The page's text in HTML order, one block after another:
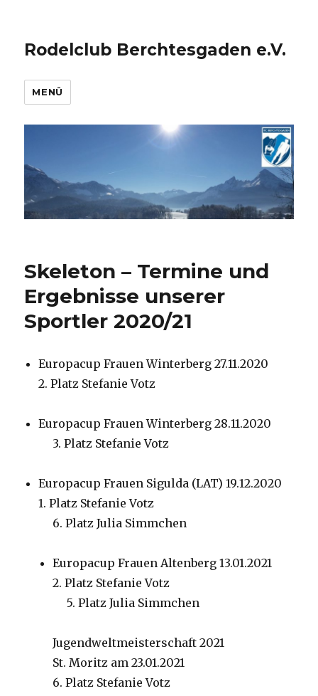
Rodelclub Berchtesgaden e.V.
MENÜ
Skeleton – Termine und
Ergebnisse unserer
Sportler 2020/21
Europacup Frauen Winterberg 27.11.2020
2. Platz Stefanie Votz
Europacup Frauen Winterberg 28.11.2020
3. Platz Stefanie Votz
Europacup Frauen Sigulda (LAT) 19.12.2020
1. Platz Stefanie Votz
6. Platz Julia Simmchen
Europacup Frauen Altenberg 13.01.2021
2. Platz Stefanie Votz
5. Platz Julia Simmchen
Jugendweltmeisterschaft 2021
St. Moritz am 23.01.2021
6. Platz Stefanie Votz